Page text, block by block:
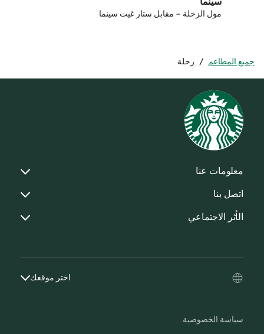
سينما
مول الزحلة - مقابل ستار غيت سينما
جميع المطاعم / زحلة
معلومات عنا
اتصل بنا
الأثر الاجتماعي
اختر موقعك
سياسة الخصوصية